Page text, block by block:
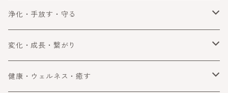
成功
エネルギー
浄化・手放す・守る
浄化
手放す
変化・成長・繋がり
自分を変える・変化
健康・ウェルネス・癒す